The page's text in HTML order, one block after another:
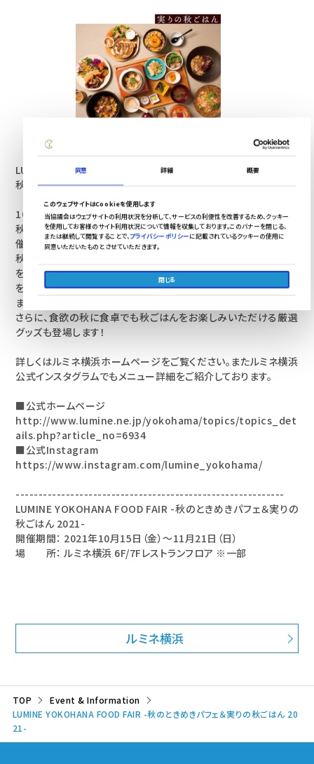
同意 詳細 概要
このウェブサイトはCookieを使用します
当協議会はウェブサイトの利用状況を分析して、サービスの利便性を改善するため、クッキー
を使用してお客様のサイト利用状況について情報を収集しております。このバナーを閉じる、
または継続して閲覧することで、プライバシーポリシーに記載されているクッキーの使用に
同意いただいたものとさせていただきます。
閉じる
LUMINE YOKOHANA FOOD FAIR -秋のときめきパフェ＆実りの
秋ごはん 2021-
10月15日（金）～11月21日（日）の期間中、ルミネ横浜では実りの
秋を堪能する「秋のときめきパフェ＆実りの秋ごはん フェア」を開
催！
秋の果実をつかったこころがときめくご褒美「パフェ」と、実りの秋
を堪能できる「秋ごはん」をテーマに、ルミネ横浜の飲食店が趣向
を凝らしたこの秋をおいしく楽しめるオリジナルメニューを展開し
ます。
さらに、食欲の秋に食卓でも秋ごはんをお楽しみいただける厳選
グッズも登場します！
詳しくはルミネ横浜ホームページをご覧ください。またルミネ横浜
公式インスタグラムでもメニュー詳細をご紹介しております。
■公式ホームページ
http://www.lumine.ne.jp/yokohama/topics/topics_det
ails.php?article_no=6934
■公式Instagram
https://www.instagram.com/lumine_yokohama/
-----------------------------------------------------------
LUMINE YOKOHANA FOOD FAIR -秋のときめきパフェ＆実りの
秋ごはん 2021-
開催期間： 2021年10月15日（金）～11月21日（日）
場 所： ルミネ横浜 6F/7Fレストランフロア ※一部
ルミネ横浜
TOP
Event & Information
LUMINE YOKOHANA FOOD FAIR -秋のときめきパフェ＆実りの秋ごはん 20
21-